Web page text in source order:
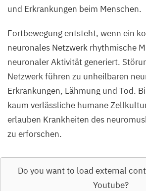
und Erkrankungen beim Menschen.
Fortbewegung entsteht, wenn ein
neuronales Netzwerk rhythmische
neuronaler Aktivität generiert.
Netzwerk führen zu unheilbaren
Erkrankungen, Lähmung und Tod.
kaum verlässliche humane
erlauben Krankheiten des
zu erforschen.
Do you want to load external
Youtube?